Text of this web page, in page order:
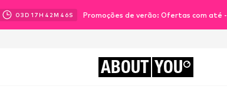
03D 17H 42M 44S Promoções de verão: Ofertas com até
ABOUT YOU